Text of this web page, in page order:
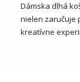
Dámska dlhá
nielen zaručuje
kreatívne